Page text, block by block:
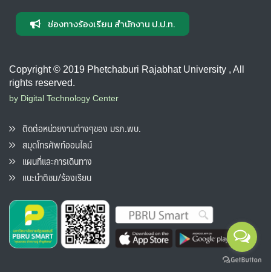
ช่องทางร้องเรียน สำนักงาน ป.ป.ท.
Copyright © 2019 Phetchaburi Rajabhat University , All
rights reserved.
by Digital Technology Center
ติดต่อหน่วยงานต่างๆของ มรภ.พบ.
สมุดโทรศัพท์ออนไลน์
แผนที่และการเดินทาง
แนะนำติชม/ร้องเรียน